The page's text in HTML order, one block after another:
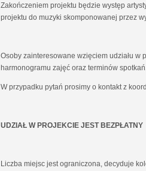
Zakończeniem projektu będzie występ
projektu do muzyki skomponowanej przez
Osoby zainteresowane wzięciem udziału w
harmonogramu zajęć oraz terminów spotkań.
W przypadku pytań prosimy o kontakt z
UDZIAŁ W PROJEKCIE JEST BEZPŁATNY
Liczba miejsc jest ograniczona, decyduje